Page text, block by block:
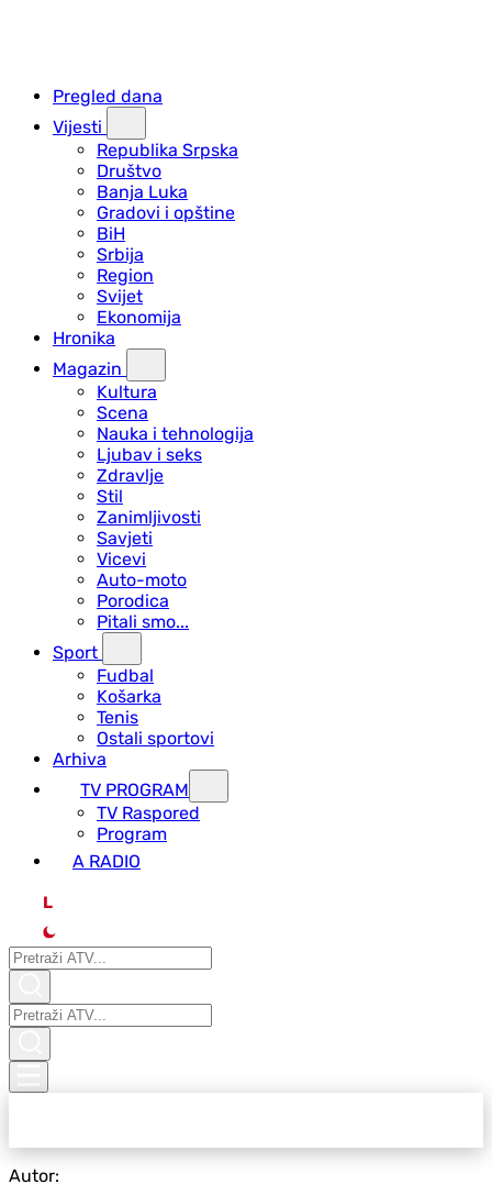
Pregled dana
Vijesti
Republika Srpska
Društvo
Banja Luka
Gradovi i opštine
BiH
Srbija
Region
Svijet
Ekonomija
Hronika
Magazin
Kultura
Scena
Nauka i tehnologija
Ljubav i seks
Zdravlje
Stil
Zanimljivosti
Savjeti
Vicevi
Auto-moto
Porodica
Pitali smo...
Sport
Fudbal
Košarka
Tenis
Ostali sportovi
Arhiva
TV PROGRAM
ТV Raspored
Program
A RADIO
L
Autor: